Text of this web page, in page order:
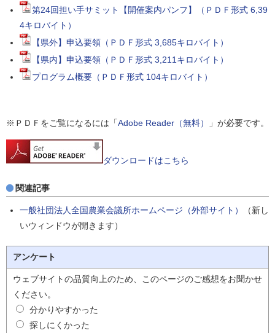
第24回担い手サミット【開催案内パンフ】（ＰＤＦ形式 6,39
4キロバイト）
【県外】申込要領（ＰＤＦ形式 3,685キロバイト）
【県内】申込要領（ＰＤＦ形式 3,211キロバイト）
プログラム概要（ＰＤＦ形式 104キロバイト）
※ＰＤＦをご覧になるには「Adobe Reader（無料） 」が必要です。
ダウンロードはこちら
関連記事
一般社団法人全国農業会議所ホームページ（外部サイト）
（新し
いウィンドウが開きます）
アンケート
ウェブサイトの品質向上のため、このページのご感想をお聞かせ
ください。
分かりやすかった
探しにくかった